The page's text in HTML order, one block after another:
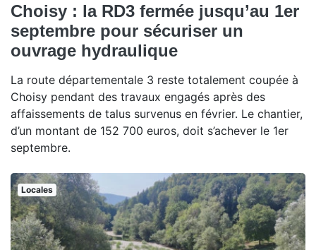
Choisy : la RD3 fermée jusqu’au 1er
septembre pour sécuriser un
ouvrage hydraulique
La route départementale 3 reste totalement coupée à
Choisy pendant des travaux engagés après des
affaissements de talus survenus en février. Le chantier,
d’un montant de 152 700 euros, doit s’achever le 1er
septembre.
Locales